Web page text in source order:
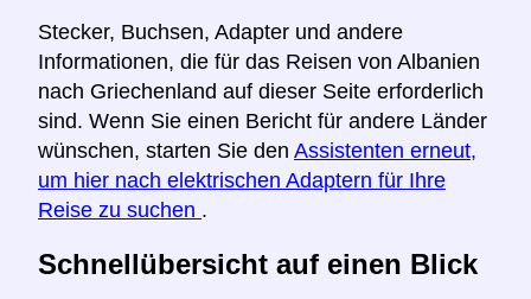
Stecker, Buchsen, Adapter und andere
Informationen, die für das Reisen von Albanien
nach Griechenland auf dieser Seite erforderlich
sind. Wenn Sie einen Bericht für andere Länder
wünschen, starten Sie den Assistenten erneut,
um hier nach elektrischen Adaptern für Ihre
Reise zu suchen .
Schnellübersicht auf einen Blick